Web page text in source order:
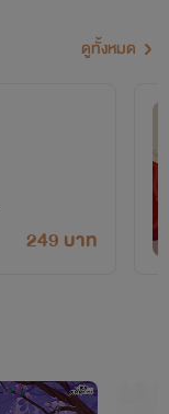
ดูทั้งหมด
249 บาท